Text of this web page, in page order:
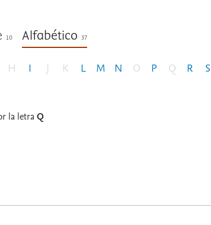
10 Alfabético37
H I J K L M N O P Q R S
la letraQ